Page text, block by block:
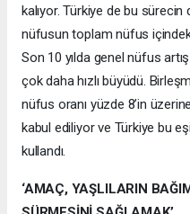
kalıyor. Türkiye de bu sürecin
nüfusun toplam nüfus içindeki
Son 10 yılda genel nüfus artış
çok daha hızlı büyüdü.
nüfus oranı yüzde 8’in
kabul ediliyor ve Türkiye bu
kullandı.
‘AMAÇ, YAŞLILARIN